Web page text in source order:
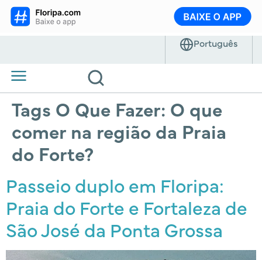
Tags O Que Fazer: O que
comer na região da Praia
do Forte?
Passeio duplo em Floripa:
Praia do Forte e Fortaleza de
São José da Ponta Grossa